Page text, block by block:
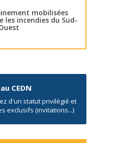
mobilisées
incendies du Sud-
CEDN
d'un statut privilégié et
exclusifs (invitations...)